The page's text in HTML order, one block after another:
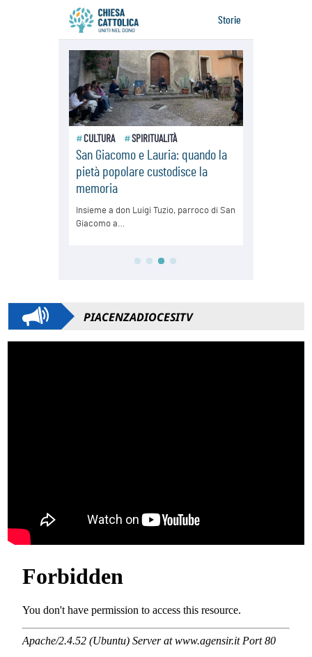
PIACENZADIOCESITV